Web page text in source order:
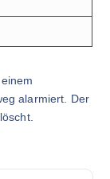
alarmiert. Der